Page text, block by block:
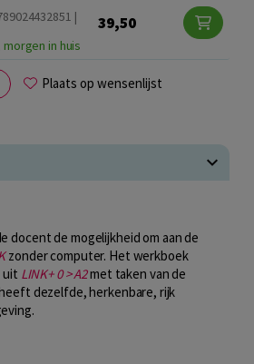
|
in huis
39,50
Plaats op wensenlijst
docent de mogelijkheid om aan de
zonder computer. Het werkboek
uit LINK+ 0 > A2met taken van de
dezelfde, herkenbare, rijk